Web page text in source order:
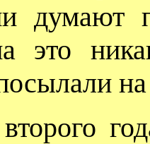
думают
это